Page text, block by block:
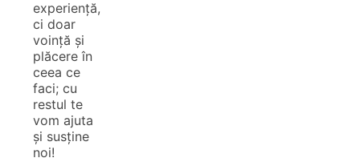
experiență,
ci doar
voință și
plăcere în
ceea ce
faci; cu
restul te
vom ajuta
și susține
noi!